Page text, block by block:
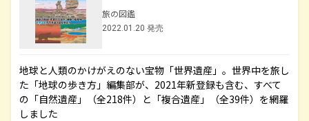
旅の図鑑
2022.01.20 発売
地球と人類のかけがえのない宝物「世界遺産」。世界中を旅し
た「地球の歩き方」編集部が、2021年新登録も含む、すべて
の「自然遺産」（全218件）と「複合遺産」（全39件）を網羅
しました